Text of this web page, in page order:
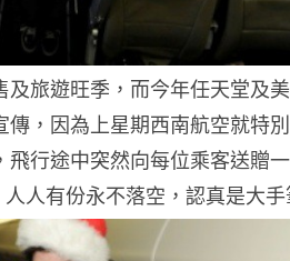
旅遊旺季，而今年任天堂及
，因為上星期西南航空就特
行途中突然向每位乘客送贈
人有份永不落空，認真是大手